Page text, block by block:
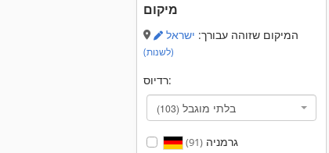
מיקום
המיקום שזוהה עבורך: ישראל
(לשנות)
רדיוס:
בלתי מוגבל (103)
גרמניה(91)